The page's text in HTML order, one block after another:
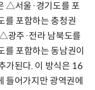
△서울·경기도를 포
를 포함하는 충청권
광주·전라 남북도를
포함하는 동남권이
가된다. 이 방식은 16
들어가지만 광역권에